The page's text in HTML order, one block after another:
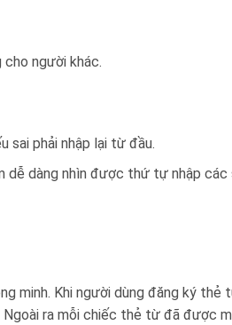
cho người khác.
sai phải nhập lại từ đầu.
dễ dàng nhìn được thứ tự nhập các
minh. Khi người dùng đăng ký
ra mỗi chiếc thẻ từ đã được